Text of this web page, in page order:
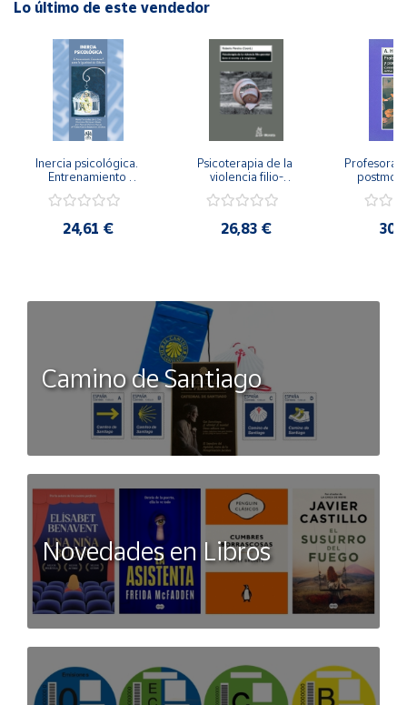
Lo último de este vendedor
Inercia psicológica.
Entrenamiento
Igualdad de Género.
24,61 €
Psicoterapia de la
violencia filio-
secreto y la
26,83 €
Camino de Santiago
Novedades en Libros